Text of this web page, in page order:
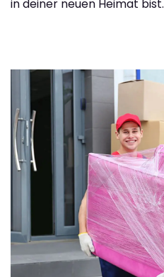
in deiner neuen Heimat bist.